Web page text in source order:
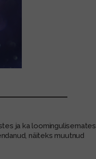
ja ka loomingulisemates
näiteks muutnud